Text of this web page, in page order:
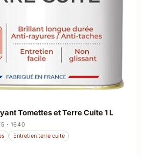
Tomettes et Terre Cuite 1 L
· 1640
Entretien terre cuite